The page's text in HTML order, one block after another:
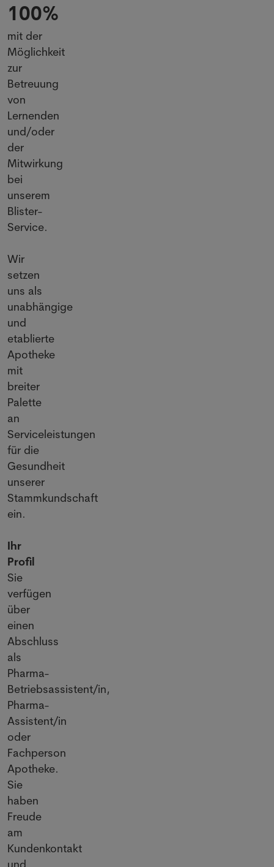
100%
mit der
Möglichkeit
zur
Betreuung
von
Lernenden
und/oder
der
Mitwirkung
bei
unserem
Blister-
Service.
Wir
setzen
uns als
unabhängige
und
etablierte
Apotheke
mit
breiter
Palette
an
Serviceleistungen
für die
Gesundheit
unserer
Stammkundschaft
ein.
Ihr
Profil
Sie
verfügen
über
einen
Abschluss
als
Pharma-
Betriebsassistent/in,
Pharma-
Assistent/in
oder
Fachperson
Apotheke.
Sie
haben
Freude
am
Kundenkontakt
und